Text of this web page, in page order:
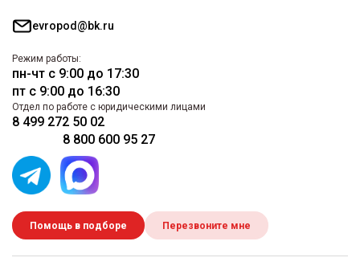
evropod@bk.ru
Режим работы:
пн-чт с 9:00 до 17:30
пт с 9:00 до 16:30
Отдел по работе с юридическими лицами
8 499 272 50 02
8 800 600 95 27
Помощь в подборе Перезвоните мне